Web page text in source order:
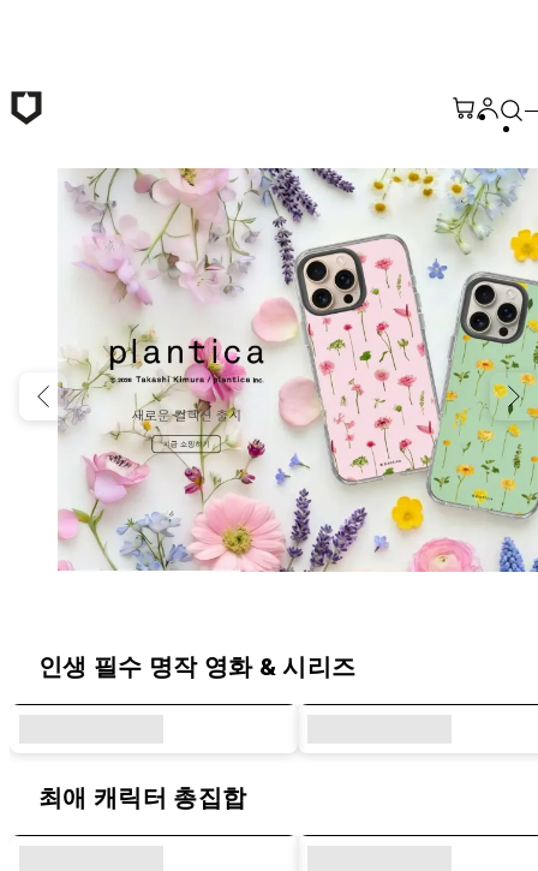
인생 필수 명작 영화 & 시리즈
최애 캐릭터 총집합